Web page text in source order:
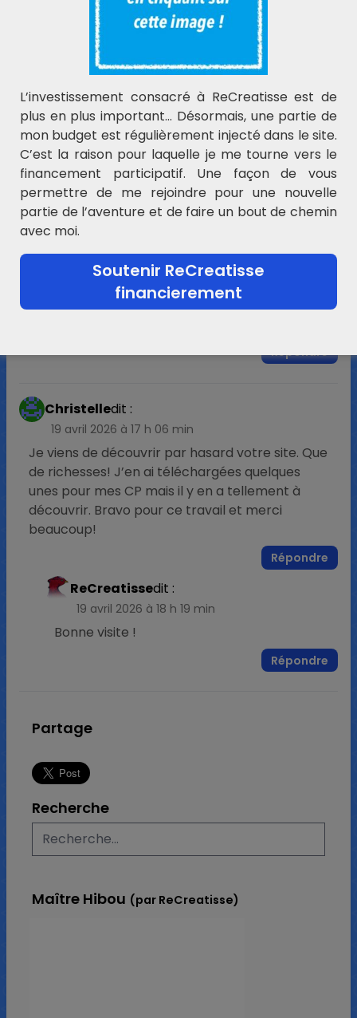
dit :
23 février 2026 à 17 h 15 min
MERCI pour ce partage !
Répondre
Magali Vocatdit :
13 mars 2026 à 22 h 03 min
Un grand merci pour ce partage qui va
beaucoup me servir pour mon fils en situation
de handicap en instruction en famille.
ReCreatissedit :
14 mars 2026 à 9 h 25 min
Répondre
Christelledit :
19 avril 2026 à 17 h 06 min
Je viens de découvrir par hasard votre site. Que
de richesses! J’en ai téléchargées quelques
unes pour mes CP mais il y en a tellement à
découvrir. Bravo pour ce travail et merci
beaucoup!
Répondre
ReCreatissedit :
19 avril 2026 à 18 h 19 min
Bonne visite !
Répondre
Partage
Recherche
Maître Hibou (par ReCreatisse)
L’investissement consacré à ReCreatisse est de
plus en plus important… Désormais, une partie de
mon budget est régulièrement injecté dans le site.
C’est la raison pour laquelle je me tourne vers le
financement participatif. Une façon de vous
permettre de me rejoindre pour une nouvelle
partie de l’aventure et de faire un bout de chemin
avec moi.
Soutenir ReCreatisse
financierement